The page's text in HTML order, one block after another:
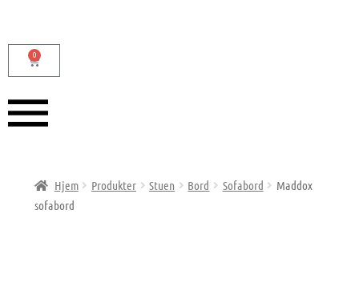
0
Hjem Produkter Stuen Bord Sofabord
Maddox
sofabord